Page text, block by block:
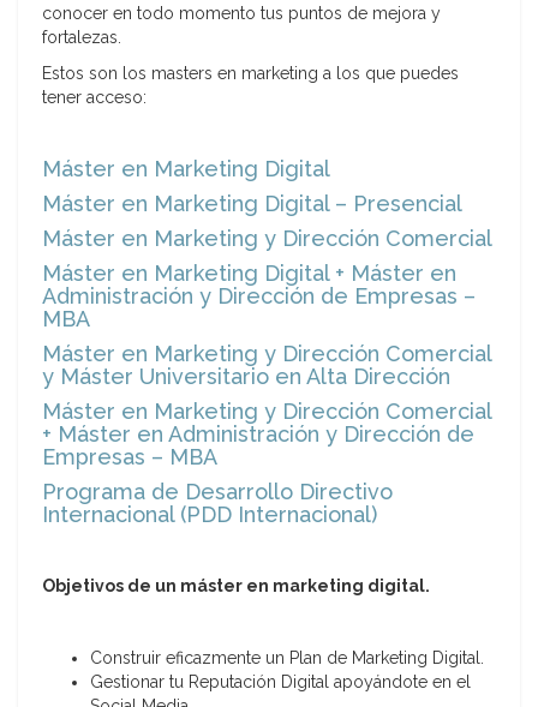
conocer en todo momento tus puntos de mejora y
fortalezas.
Estos son los masters en marketing a los que puedes
tener acceso:
Máster en Marketing Digital
Máster en Marketing Digital – Presencial
Máster en Marketing y Dirección Comercial
Máster en Marketing Digital + Máster en
Administración y Dirección de Empresas –
MBA
Máster en Marketing y Dirección Comercial
y Máster Universitario en Alta Dirección
Máster en Marketing y Dirección Comercial
+ Máster en Administración y Dirección de
Empresas – MBA
Programa de Desarrollo Directivo
Internacional (PDD Internacional)
Objetivos de un máster en marketing digital.
Construir eficazmente un Plan de Marketing Digital.
Gestionar tu Reputación Digital apoyándote en el